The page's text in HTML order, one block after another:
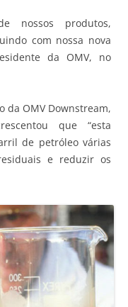
nossos produtos,
com nossa nova
da OMV, no
da OMV Downstream,
que “esta
de petróleo várias
e reduzir os